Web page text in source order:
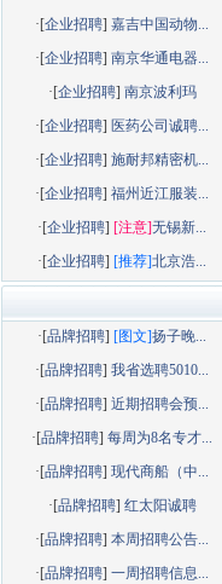
·[企业招聘]嘉吉中国动物...
·[企业招聘]南京华通电器...
·[企业招聘] 南京波利玛
·[企业招聘] 医药公司诚聘...
·[企业招聘]施耐邦精密机...
·[企业招聘]福州近江服装...
·[企业招聘] [注意]无锡新...
·[企业招聘] [推荐]北京浩...
·[品牌招聘] [图文]扬子晚...
·[品牌招聘]我省选聘5010...
·[品牌招聘]近期招聘会预...
·[品牌招聘]每周为8名专才...
·[品牌招聘]现代商船（中...
·[品牌招聘] 红太阳诚聘
·[品牌招聘]本周招聘公告...
·[品牌招聘]一周招聘信息...